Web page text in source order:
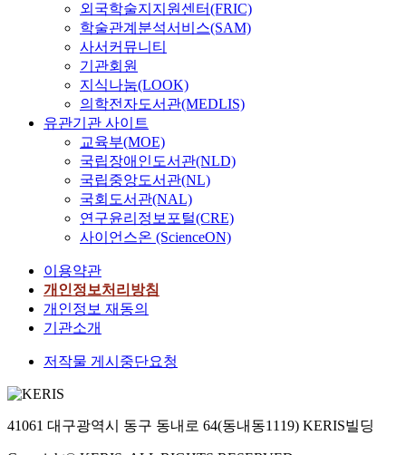
외국학술지지원센터(FRIC)
학술관계분석서비스(SAM)
사서커뮤니티
기관회원
지식나눔(LOOK)
의학전자도서관(MEDLIS)
유관기관 사이트
교육부(MOE)
국립장애인도서관(NLD)
국립중앙도서관(NL)
국회도서관(NAL)
연구윤리정보포털(CRE)
사이언스온 (ScienceON)
이용약관
개인정보처리방침
개인정보 재동의
기관소개
저작물 게시중단요청
41061 대구광역시 동구 동내로 64(동내동1119) KERIS빌딩